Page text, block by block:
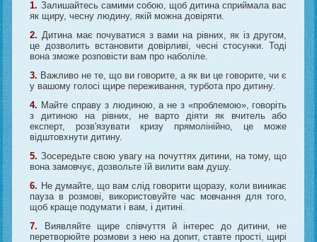
1. Залишайтесь самими собою, щоб дитина сприймала вас
як щиру, чесну людину, якій можна довіряти.
2. Дитина має почуватися з вами на рівних, як із другом,
це дозволить встановити довірливі, чесні стосунки. Тоді
вона зможе розповісти вам про наболіле.
3. Важливо не те, що ви говорите, а як ви це говорите, чи є
у вашому голосі щире переживання, турбота про дитину.
4. Майте справу з людиною, а не з «проблемою», говоріть
з дитиною на рівних, не варто діяти як вчитель або
експерт, розв'язувати кризу прямолінійно, це може
відштовхнути дитину.
5. Зосередьте свою увагу на почуттях дитини, на тому, що
вона замовчує, дозвольте їй вилити вам душу.
6. Не думайте, що вам слід говорити щоразу, коли виникає
пауза в розмові, використовуйте час мовчання для того,
щоб краще подумати і вам, і дитині.
7.
Виявляйте щире співчуття й інтерес до дитини, не
перетворюйте розмови з нею на допит, ставте прості, щирі